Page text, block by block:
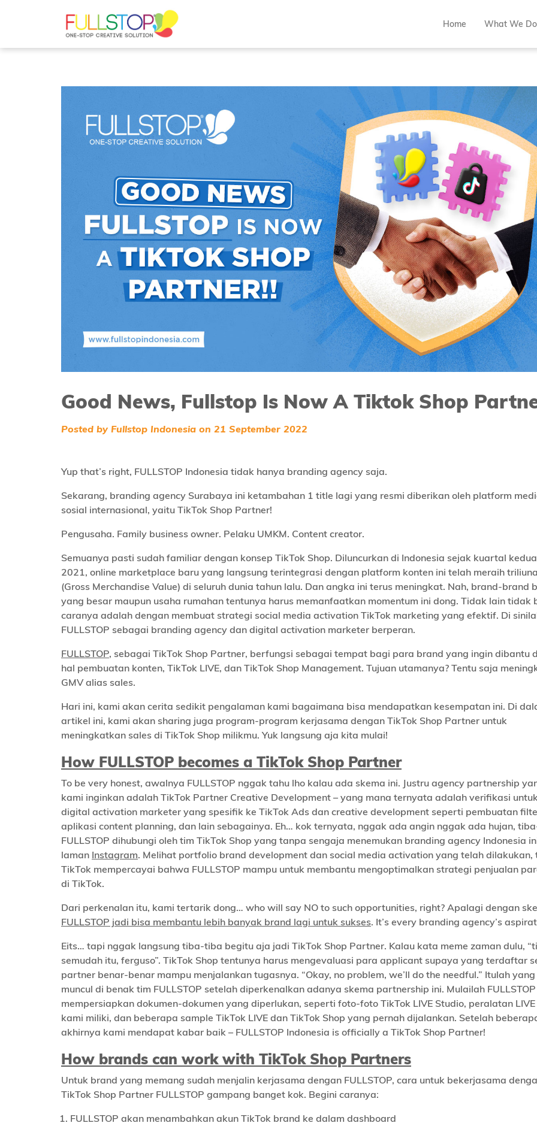
Home What We Do
Good News, Fullstop Is Now A Tiktok Shop
Posted by Fullstop Indonesia on 21 September 2022
Yup that’s right, FULLSTOP Indonesia tidak hanya branding agency saja.
Sekarang, branding agency Surabaya ini ketambahan 1 title lagi yang resmi diberikan oleh platform
sosial internasional, yaitu TikTok Shop Partner!
Pengusaha. Family business owner. Pelaku UMKM. Content creator.
Semuanya pasti sudah familiar dengan konsep TikTok Shop. Diluncurkan di Indonesia sejak kuartal
2021, online marketplace baru yang langsung terintegrasi dengan platform konten ini telah meraih
(Gross Merchandise Value) di seluruh dunia tahun lalu. Dan angka ini terus meningkat. Nah, brand-brand
yang besar maupun usaha rumahan tentunya harus memanfaatkan momentum ini dong. Tidak lain tidak
caranya adalah dengan membuat strategi social media activation TikTok marketing yang efektif. Di
FULLSTOP sebagai branding agency dan digital activation marketer berperan.
FULLSTOP, sebagai TikTok Shop Partner, berfungsi sebagai tempat bagi para brand yang ingin dibantu
hal pembuatan konten, TikTok LIVE, dan TikTok Shop Management. Tujuan utamanya? Tentu saja
GMV alias sales.
Hari ini, kami akan cerita sedikit pengalaman kami bagaimana bisa mendapatkan kesempatan ini. Di
artikel ini, kami akan sharing juga program-program kerjasama dengan TikTok Shop Partner untuk
meningkatkan sales di TikTok Shop milikmu. Yuk langsung aja kita mulai!
How FULLSTOP becomes a TikTok Shop Partner
To be very honest, awalnya FULLSTOP nggak tahu lho kalau ada skema ini. Justru agency partnership
kami inginkan adalah TikTok Partner Creative Development – yang mana ternyata adalah verifikasi untuk
digital activation marketer yang spesifik ke TikTok Ads dan creative development seperti pembuatan
aplikasi content planning, dan lain sebagainya. Eh… kok ternyata, nggak ada angin nggak ada hujan,
FULLSTOP dihubungi oleh tim TikTok Shop yang tanpa sengaja menemukan branding agency Indonesia
laman Instagram. Melihat portfolio brand development dan social media activation yang telah dilakukan,
TikTok mempercayai bahwa FULLSTOP mampu untuk membantu mengoptimalkan strategi penjualan
di TikTok.
Dari perkenalan itu, kami tertarik dong… who will say NO to such opportunities, right? Apalagi dengan
FULLSTOP jadi bisa membantu lebih banyak brand lagi untuk sukses. It’s every branding agency’s
Eits… tapi nggak langsung tiba-tiba begitu aja jadi TikTok Shop Partner. Kalau kata meme zaman dulu,
semudah itu, ferguso”. TikTok Shop tentunya harus mengevaluasi para applicant supaya yang terdaftar
partner benar-benar mampu menjalankan tugasnya. “Okay, no problem, we’ll do the needful.” Itulah yang
muncul di benak tim FULLSTOP setelah diperkenalkan adanya skema partnership ini. Mulailah FULLSTOP
mempersiapkan dokumen-dokumen yang diperlukan, seperti foto-foto TikTok LIVE Studio, peralatan
kami miliki, dan beberapa sample TikTok LIVE dan TikTok Shop yang pernah dijalankan. Setelah
akhirnya kami mendapat kabar baik – FULLSTOP Indonesia is officially a TikTok Shop Partner!
How brands can work with TikTok Shop Partners
Untuk brand yang memang sudah menjalin kerjasama dengan FULLSTOP, cara untuk bekerjasama
TikTok Shop Partner FULLSTOP gampang banget kok. Begini caranya:
FULLSTOP akan menambahkan akun TikTok brand ke dalam dashboard